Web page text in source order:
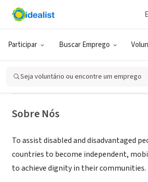
Participar Buscar Emprego
Seja voluntário ou encontre um emprego
ONG (SETOR SOCIAL)
Mobility Equipment for
Disabled
Keri Keri, NTL, Nova Zelândia|
Sobre Nós
To assist disabled and disadvantaged
countries to become independent,
to achieve dignity in their communities.